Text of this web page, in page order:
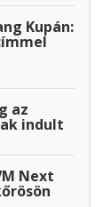
Kupán:
az
indult
Next